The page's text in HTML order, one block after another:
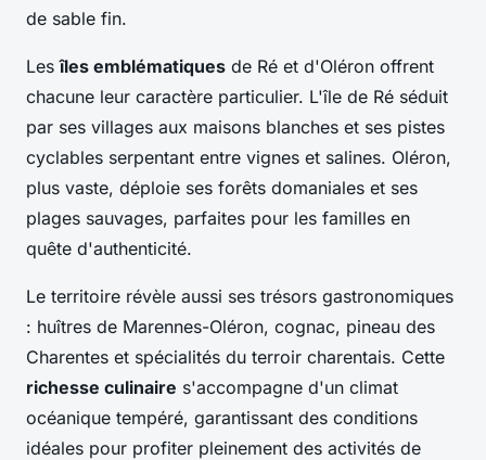
de sable fin.
Lesîles emblématiques de Ré et d'Oléron offrent
chacune leur caractère particulier. L'île de Ré séduit
par ses villages aux maisons blanches et ses pistes
cyclables serpentant entre vignes et salines. Oléron,
plus vaste, déploie ses forêts domaniales et ses
plages sauvages, parfaites pour les familles en
quête d'authenticité.
Le territoire révèle aussi ses trésors gastronomiques
: huîtres de Marennes-Oléron, cognac, pineau des
Charentes et spécialités du terroir charentais. Cette
richesse culinaire s'accompagne d'un climat
océanique tempéré, garantissant des conditions
idéales pour profiter pleinement des activités de